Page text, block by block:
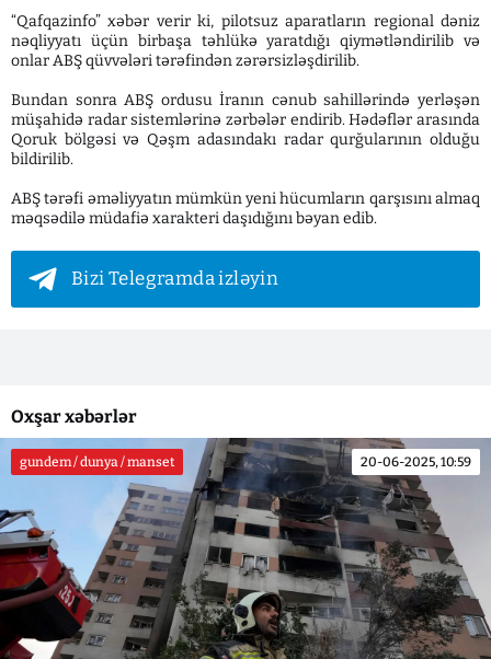
“Qafqazinfo” xəbər verir ki, pilotsuz aparatların regional dəniz
nəqliyyatı üçün birbaşa təhlükə yaratdığı qiymətləndirilib və
onlar ABŞ qüvvələri tərəfindən zərərsizləşdirilib.
Bundan sonra ABŞ ordusu İranın cənub sahillərində yerləşən
müşahidə radar sistemlərinə zərbələr endirib. Hədəflər arasında
Qoruk bölgəsi və Qəşm adasındakı radar qurğularının olduğu
bildirilib.
ABŞ tərəfi əməliyyatın mümkün yeni hücumların qarşısını almaq
məqsədilə müdafiə xarakteri daşıdığını bəyan edib.
Bizi Telegramda izləyin
Oxşar xəbərlər
gundem / dunya / manset 20-06-2025, 10:59